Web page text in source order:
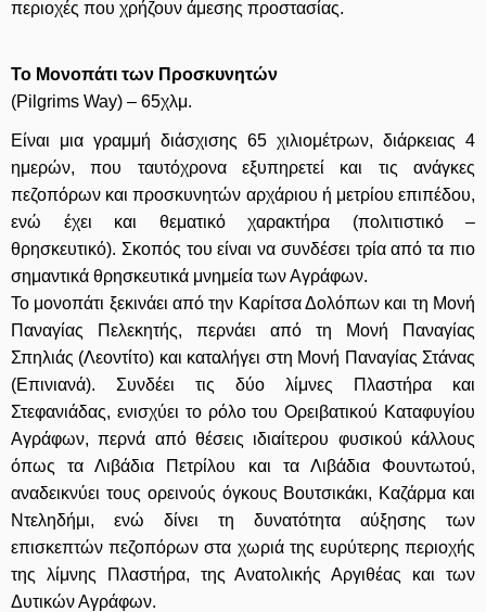
περιοχές που χρήζουν άμεσης προστασίας.
Το Μονοπάτι των Προσκυνητών
(Pilgrims Way) – 65χλμ.
Είναι μια γραμμή διάσχισης 65 χιλιομέτρων, διάρκειας 4
ημερών, που ταυτόχρονα εξυπηρετεί και τις ανάγκες
πεζοπόρων και προσκυνητών αρχάριου ή μετρίου επιπέδου,
ενώ έχει και θεματικό χαρακτήρα (πολιτιστικό –
θρησκευτικό). Σκοπός του είναι να συνδέσει τρία από τα πιο
σημαντικά θρησκευτικά μνημεία των Αγράφων.
Το μονοπάτι ξεκινάει από την Καρίτσα Δολόπων και τη Μονή
Παναγίας Πελεκητής, περνάει από τη Μονή Παναγίας
Σπηλιάς (Λεοντίτο) και καταλήγει στη Μονή Παναγίας Στάνας
(Επινιανά). Συνδέει τις δύο λίμνες Πλαστήρα και
Στεφανιάδας, ενισχύει το ρόλο του Ορειβατικού Καταφυγίου
Αγράφων, περνά από θέσεις ιδιαίτερου φυσικού κάλλους
όπως τα Λιβάδια Πετρίλου και τα Λιβάδια Φουντωτού,
αναδεικνύει τους ορεινούς όγκους Βουτσικάκι, Καζάρμα και
Ντεληδήμι, ενώ δίνει τη δυνατότητα αύξησης των
επισκεπτών πεζοπόρων στα χωριά της ευρύτερης περιοχής
της λίμνης Πλαστήρα, της Ανατολικής Αργιθέας και των
Δυτικών Αγράφων.